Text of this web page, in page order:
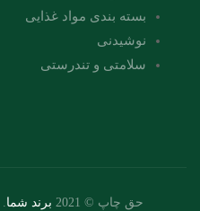
بسته بندی مواد غذایی
نوشیدنی
سلامتی و تندرستی
حق چاپ © 2021 برند شما